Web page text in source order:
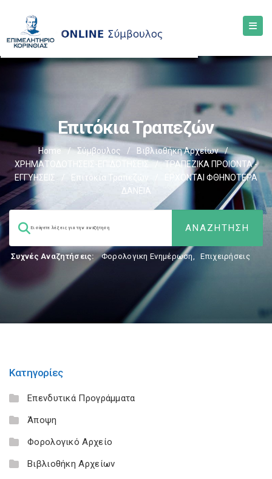
Επιτόκια Τραπεζών
Home / Σύμβουλος / Βιβλιοθήκη Αρχείων
/
ΧΡΗΜΑΤΟΔΟΤΗΣΕΙΣ-ΕΠΙΔΟΤΗΣΕΙΣ
/
ΤΡΑΠΕΖΙΚΑ ΠΡΟΙΟΝΤΑ -
ΕΓΓΥΗΣΕΙΣ
/ Επιτόκια Τραπεζών
ΕΡΧΟΝΤΑΙ ΦΘΗΝΟΤΕΡΑ
ΔΑΝΕΙΑ
Συχνές Αναζητήσεις: Φορολογικη Ενημέρωση, Επιχειρήσεις
Κατηγορίες
Επενδυτικά Προγράμματα
Άποψη
Φορολογικό Αρχείο
Βιβλιοθήκη Αρχείων